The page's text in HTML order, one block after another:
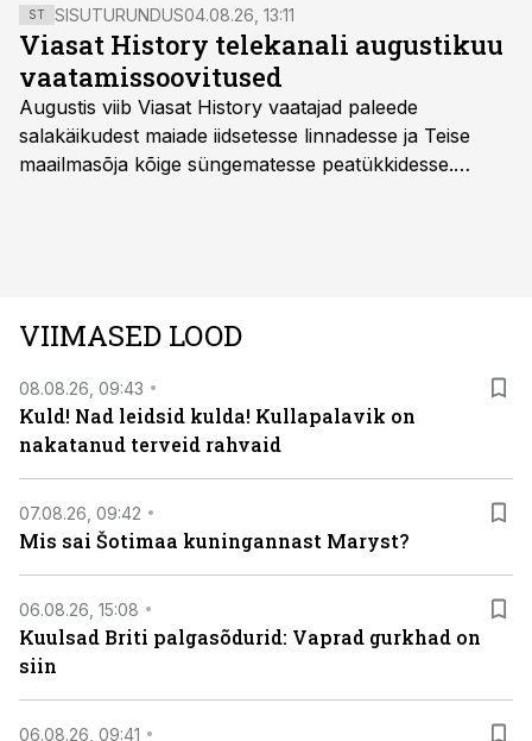
ST SISUTURUNDUS04.08.26, 13:11
Viasat History telekanali augustikuu
vaatamissoovitused
Augustis viib Viasat History vaatajad paleede
salakäikudest maiade iidsetesse linnadesse ja Teise
maailmasõja kõige süngematesse peatükkidesse.
viasathistory.eu/ee
VIIMASED LOOD
08.08.26, 09:43
Kuld! Nad leidsid kulda! Kullapalavik on
nakatanud terveid rahvaid
07.08.26, 09:42
Mis sai Šotimaa kuningannast Maryst?
06.08.26, 15:08
Kuulsad Briti palgasõdurid: Vaprad gurkhad on
siin
06.08.26, 09:41